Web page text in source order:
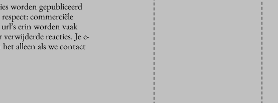
worden gepubliceerd
commerciële
erin worden vaak
reacties. Je e-
alleen als we contact